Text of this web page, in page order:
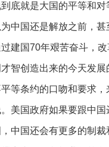
就是大国的平等和对
中国还是解放之前，
建国70年艰苦奋斗，
智创造出来的今天发展
条约的口吻和要求，
美国政府如果要跟中
中国还会有更多的制裁